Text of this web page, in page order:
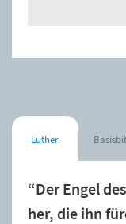
Luther
“Der Engel
her, die ihn